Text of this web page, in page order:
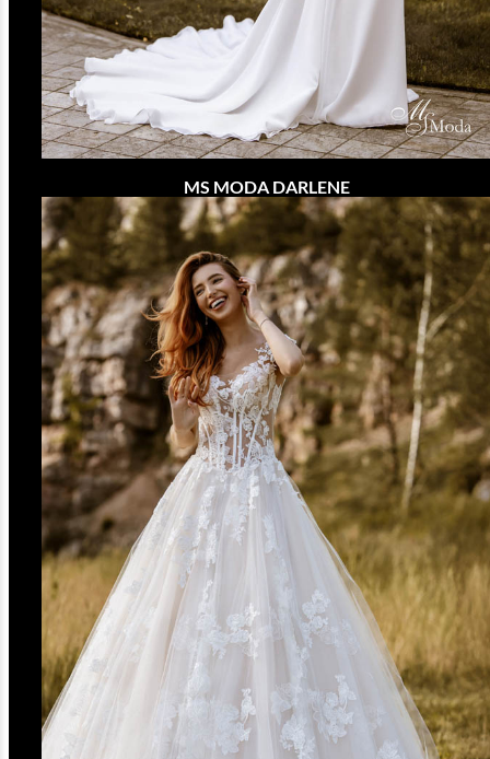
MS MODA DARLENE